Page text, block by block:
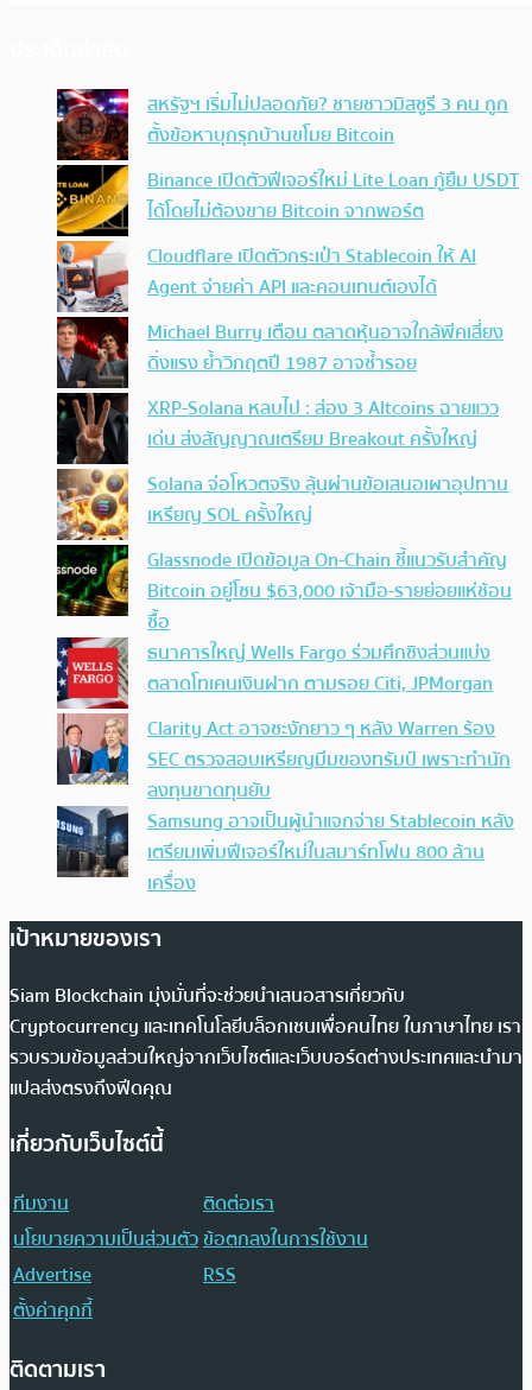
สหรัฐฯ เริ่มไม่ปลอดภัย? ชายชาวมิสซูรี 3 คน ถูก
ตั้งข้อหาบุกรุกบ้านขโมย Bitcoin
Binance เปิดตัวฟีเจอร์ใหม่ Lite Loan กู้ยืม USDT
ได้โดยไม่ต้องขาย Bitcoin จากพอร์ต
Cloudflare เปิดตัวกระเป๋า Stablecoin ให้ AI
Agent จ่ายค่า API และคอนเทนต์เองได้
Michael Burry เตือน ตลาดหุ้นอาจใกล้พีคเสี่ยง
ดิ่งแรง ย้ำวิกฤตปี 1987 อาจซ้ำรอย
XRP-Solana หลบไป : ส่อง 3 Altcoins ฉายแวว
เด่น ส่งสัญญาณเตรียม Breakout ครั้งใหญ่
Solana จ่อโหวตจริง ลุ้นผ่านข้อเสนอเผาอุปทาน
เหรียญ SOL ครั้งใหญ่
Glassnode เปิดข้อมูล On-Chain ชี้แนวรับสำคัญ
Bitcoin อยู่โซน $63,000 เจ้ามือ-รายย่อยแห่ช้อน
ซื้อ
ธนาคารใหญ่ Wells Fargo ร่วมศึกชิงส่วนแบ่ง
ตลาดโทเคนเงินฝาก ตามรอย Citi, JPMorgan
Clarity Act อาจชะงักยาว ๆ หลัง Warren ร้อง
SEC ตรวจสอบเหรียญมีมของทรัมป์ เพราะทำนัก
ลงทุนขาดทุนยับ
Samsung อาจเป็นผู้นำแจกจ่าย Stablecoin หลัง
เตรียมเพิ่มฟีเจอร์ใหม่ในสมาร์ทโฟน 800 ล้าน
เครื่อง
เป้าหมายของเรา
Siam Blockchain มุ่งมั่นที่จะช่วยนำเสนอสารเกี่ยวกับ
Cryptocurrency และเทคโนโลยีบล็อกเชนเพื่อคนไทย ในภาษาไทย เรา
รวบรวมข้อมูลส่วนใหญ่จากเว็บไซต์และเว็บบอร์ดต่างประเทศและนำมา
แปลส่งตรงถึงฟีดคุณ
เกี่ยวกับเว็บไซต์นี้
ทีมงาน
ติดต่อเรา
นโยบายความเป็นส่วนตัวข้อตกลงในการใช้งาน
Advertise
RSS
ตั้งค่าคุกกี้
ติดตามเรา